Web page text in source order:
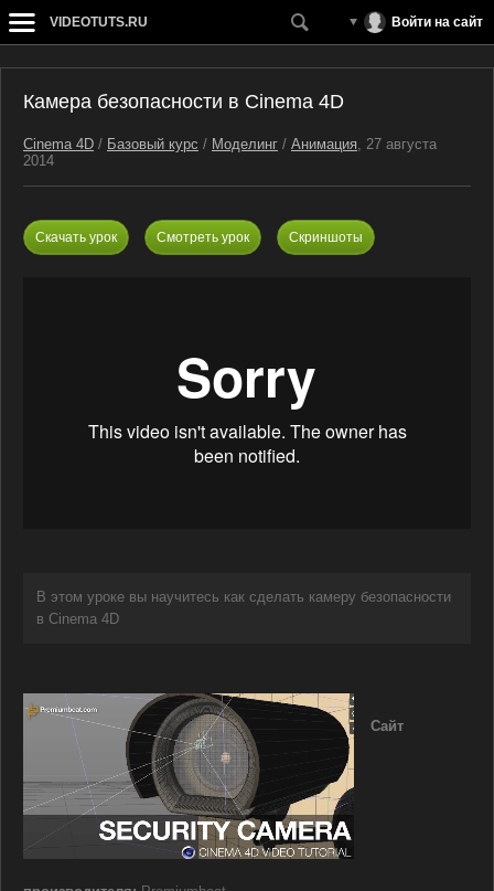
VIDEOTUTS.RU Войти на сайт
Камера безопасности в Cinema 4D
Cinema 4D / Базовый курс / Моделинг / Анимация, 27 августа
2014
Скачать урок Смотреть урок Скриншоты
В этом уроке вы научитесь как сделать камеру безопасности
в Cinema 4D
Сайт